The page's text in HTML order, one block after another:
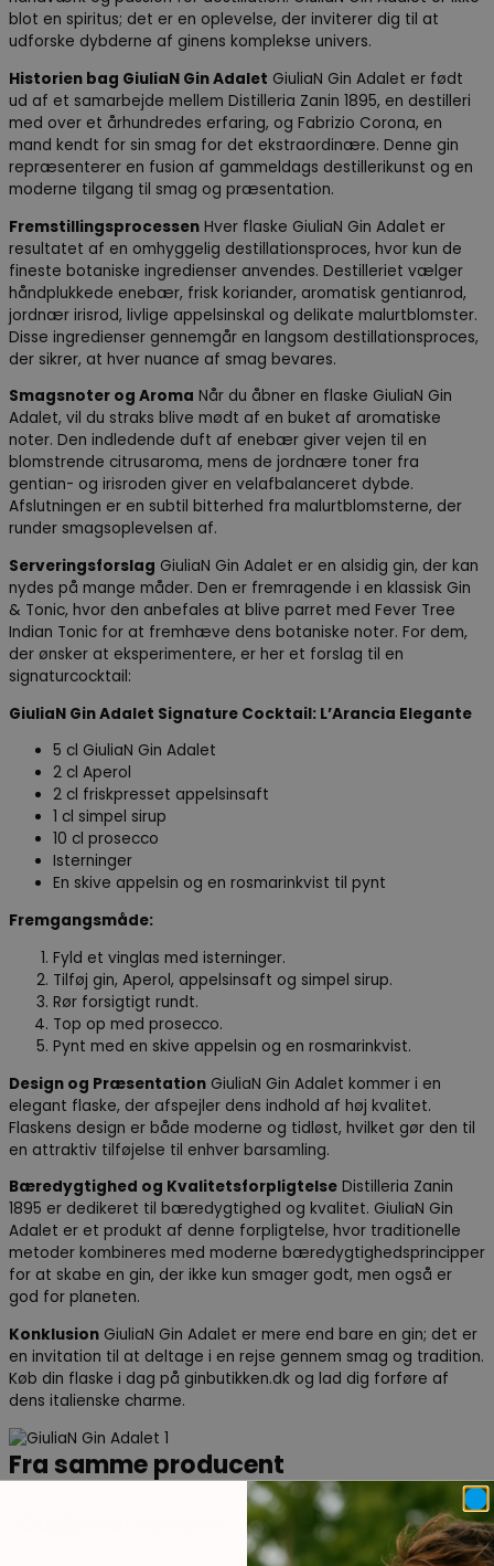
blot en spiritus; det er en oplevelse, der inviterer dig til at
udforske dybderne af ginens komplekse univers.
Historien bag GiuliaN Gin Adalet GiuliaN Gin Adalet er født
ud af et samarbejde mellem Distilleria Zanin 1895, en destilleri
med over et århundredes erfaring, og Fabrizio Corona, en
mand kendt for sin smag for det ekstraordinære. Denne gin
repræsenterer en fusion af gammeldags destillerikunst og en
moderne tilgang til smag og præsentation.
Fremstillingsprocessen Hver flaske GiuliaN Gin Adalet er
resultatet af en omhyggelig destillationsproces, hvor kun de
fineste botaniske ingredienser anvendes. Destilleriet vælger
håndplukkede enebær, frisk koriander, aromatisk gentianrod,
jordnær irisrod, livlige appelsinskal og delikate malurtblomster.
Disse ingredienser gennemgår en langsom destillationsproces,
der sikrer, at hver nuance af smag bevares.
Smagsnoter og Aroma Når du åbner en flaske GiuliaN Gin
Adalet, vil du straks blive mødt af en buket af aromatiske
noter. Den indledende duft af enebær giver vejen til en
blomstrende citrusaroma, mens de jordnære toner fra
gentian- og irisroden giver en velafbalanceret dybde.
Afslutningen er en subtil bitterhed fra malurtblomsterne, der
runder smagsoplevelsen af.
Serveringsforslag GiuliaN Gin Adalet er en alsidig gin, der kan
nydes på mange måder. Den er fremragende i en klassisk Gin
& Tonic, hvor den anbefales at blive parret med Fever Tree
Indian Tonic for at fremhæve dens botaniske noter. For dem,
der ønsker at eksperimentere, er her et forslag til en
signaturcocktail:
GiuliaN Gin Adalet Signature Cocktail: L’Arancia Elegante
5 cl GiuliaN Gin Adalet
2 cl Aperol
2 cl friskpresset appelsinsaft
1 cl simpel sirup
10 cl prosecco
Isterninger
En skive appelsin og en rosmarinkvist til pynt
Fremgangsmåde:
Fyld et vinglas med isterninger.
Tilføj gin, Aperol, appelsinsaft og simpel sirup.
Rør forsigtigt rundt.
Top op med prosecco.
Pynt med en skive appelsin og en rosmarinkvist.
Design og Præsentation GiuliaN Gin Adalet kommer i en
elegant flaske, der afspejler dens indhold af høj kvalitet.
Flaskens design er både moderne og tidløst, hvilket gør den til
en attraktiv tilføjelse til enhver barsamling.
Bæredygtighed og Kvalitetsforpligtelse Distilleria Zanin
1895 er dedikeret til bæredygtighed og kvalitet. GiuliaN Gin
Adalet er et produkt af denne forpligtelse, hvor traditionelle
metoder kombineres med moderne bæredygtighedsprincipper
for at skabe en gin, der ikke kun smager godt, men også er
god for planeten.
Konklusion GiuliaN Gin Adalet er mere end bare en gin; det er
en invitation til at deltage i en rejse gennem smag og tradition.
Køb din flaske i dag på ginbutikken.dk og lad dig forføre af
dens italienske charme.
Fra samme producent